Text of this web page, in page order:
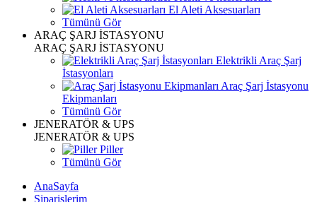
El Aleti Aksesuarları
Tümünü Gör
ARAÇ ŞARJ İSTASYONU
ARAÇ ŞARJ İSTASYONU
Elektrikli Araç Şarj
İstasyonları
Araç Şarj İstasyonu
Ekipmanları
Tümünü Gör
JENERATÖR & UPS
JENERATÖR & UPS
Piller
Tümünü Gör
AnaSayfa
Siparişlerim